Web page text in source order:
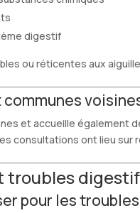
digestif
ou réticentes aux
et accueille
consultations ont lieu sur
troubles
pour les